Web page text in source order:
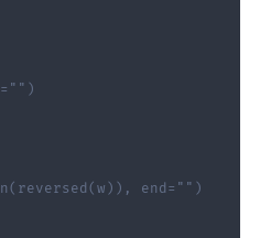
end="")